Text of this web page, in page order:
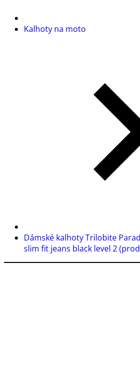
Kalhoty na moto
Dámské kalhoty Trilobite
slim fit jeans black level 2